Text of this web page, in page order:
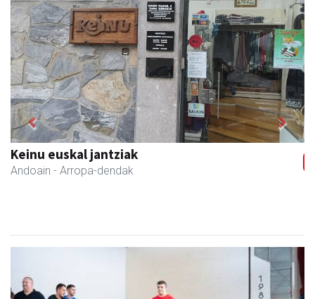
IZT Informatika Zerbitzu Integrala
Andoain - IKT
Previous Next